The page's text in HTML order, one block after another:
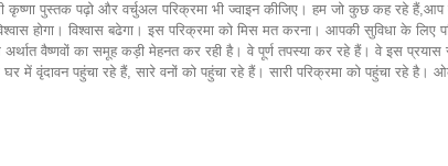
पुस्तक पढ़ो और वर्चुअल परिक्रमा भी ज्वाइन कीजिए। हम जो कुछ कह रहे हैं,आप
होगा। विश्वास बढेगा। इस परिक्रमा को मिस मत करना। आपकी सुविधा के लिए
वैष्णवों का समूह कड़ी मेहनत कर रही है। वे पूर्ण तपस्या कर रहे हैं। वे इस
वृंदावन पहुंचा रहे हैं, सारे वनों को पहुंचा रहे हैं। सारी परिक्रमा को पहुंचा रहे है।